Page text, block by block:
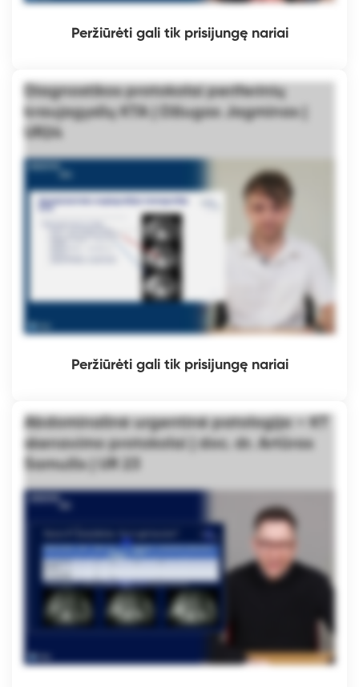
Peržiūrėti gali tik prisijungę nariai
Diagnostikos protokolai periferinių
kraujagyslių KTA | Džiugas Jagminas |
UR24
Peržiūrėti gali tik prisijungę nariai
Abdominalinė urgentinė patologija – KT
skenavimo protokolai | doc. dr. Artūras
Samuilis | UR 23